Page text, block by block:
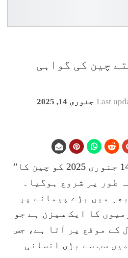
چین کی گواہی
Last جنوری 14, 2025
بیجنگ (ویب ڈیسک)14 جنوری 2025 کو چین کا”
طور پر شروع ہوگیا۔
میں بڑے پیمانے پر
کا ایک سیزن ہے جو
کے موقع پر آتا ہے، جس
سب سے بڑی انسانی